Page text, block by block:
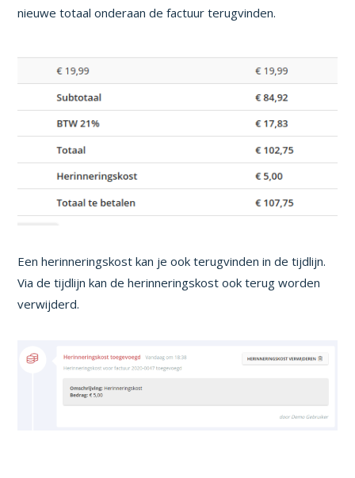
nieuwe totaal onderaan de factuur terugvinden.
Een herinneringskost kan je ook terugvinden in de tijdlijn.
Via de tijdlijn kan de herinneringskost ook terug worden
verwijderd.